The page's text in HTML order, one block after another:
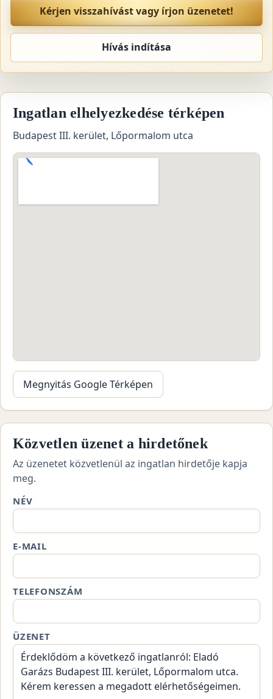
Kérjen visszahívást vagy írjon üzenetet!
Hívás indítása
Ingatlan elhelyezkedése térképen
Budapest III. kerület, Lőpormalom utca
Megnyitás Google Térképen
Közvetlen üzenet a hirdetőnek
Az üzenetet közvetlenül az ingatlan hirdetője kapja
meg.
NÉV
E-MAIL
TELEFONSZÁM
ÜZENET